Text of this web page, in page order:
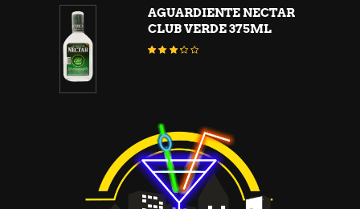
AGUARDIENTE NECTAR
CLUB VERDE 375ML